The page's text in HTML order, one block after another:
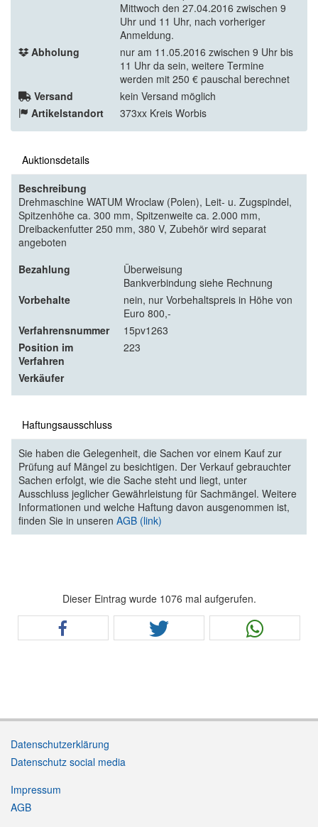
Mittwoch den 27.04.2016 zwischen 9
Uhr und 11 Uhr, nach vorheriger
Anmeldung.
Abholung
nur am 11.05.2016 zwischen 9 Uhr bis
11 Uhr da sein, weitere Termine
werden mit 250 € pauschal berechnet
Versand
kein Versand möglich
Artikelstandort
373xx Kreis Worbis
Auktionsdetails
Beschreibung
Drehmaschine WATUM Wroclaw (Polen), Leit- u. Zugspindel,
Spitzenhöhe ca. 300 mm, Spitzenweite ca. 2.000 mm,
Dreibackenfutter 250 mm, 380 V, Zubehör wird separat
angeboten
Bezahlung
Überweisung
Bankverbindung siehe Rechnung
Vorbehalte
nein, nur Vorbehaltspreis in Höhe von
Euro 800,-
Verfahrensnummer
15pv1263
Position im
Verfahren
223
Verkäufer
Haftungsausschluss
Sie haben die Gelegenheit, die Sachen vor einem Kauf zur
Prüfung auf Mängel zu besichtigen. Der Verkauf gebrauchter
Sachen erfolgt, wie die Sache steht und liegt, unter
Ausschluss jeglicher Gewährleistung für Sachmängel. Weitere
Informationen und welche Haftung davon ausgenommen ist,
finden Sie in unseren AGB (link)
Dieser Eintrag wurde 1076 mal aufgerufen.
Datenschutzerklärung
Datenschutz social media
Impressum
AGB